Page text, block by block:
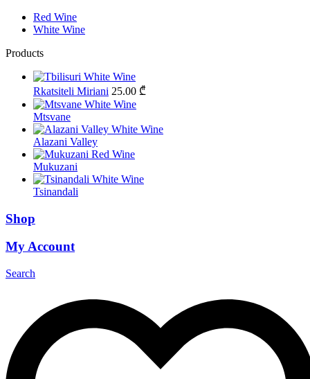
Red Wine
White Wine
Products
Rkatsiteli Miriani 25.00 ₾
Mtsvane
Alazani Valley
Mukuzani
Tsinandali
Shop
My Account
Search